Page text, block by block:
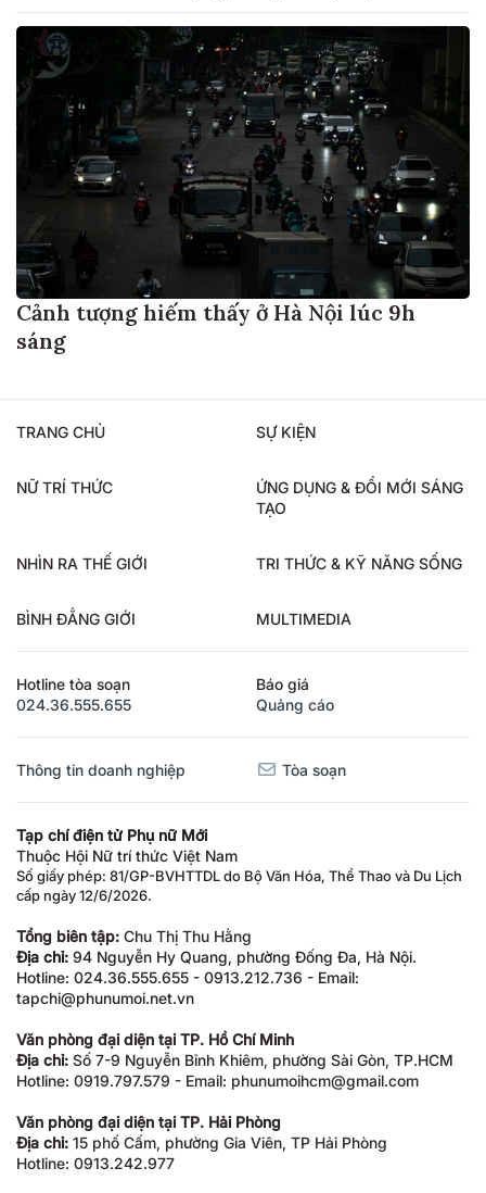
Cảnh tượng hiếm thấy ở Hà Nội lúc 9h
sáng
TRANG CHỦ SỰ KIỆN
NỮ TRÍ THỨC
ỨNG DỤNG & ĐỔI MỚI SÁNG
TẠO
NHÌN RA THẾ GIỚI TRI THỨC & KỸ NĂNG SỐNG
BÌNH ĐẲNG GIỚI MULTIMEDIA
Hotline tòa soạn
024.36.555.655
Báo giá
Quảng cáo
Thông tin doanh nghiệp Tòa soạn
Tạp chí điện tử Phụ nữ Mới
Thuộc Hội Nữ trí thức Việt Nam
Số giấy phép: 81/GP-BVHTTDL do Bộ Văn Hóa, Thể Thao và Du Lịch
cấp ngày 12/6/2026.
Tổng biên tập: Chu Thị Thu Hằng
Địa chỉ: 94 Nguyễn Hy Quang, phường Đống Đa, Hà Nội.
Hotline: 024.36.555.655 - 0913.212.736 - Email:
tapchi@phunumoi.net.vn
Văn phòng đại diện tại TP. Hồ Chí Minh
Địa chỉ: Số 7-9 Nguyễn Bỉnh Khiêm, phường Sài Gòn, TP.HCM
Hotline: 0919.797.579 - Email: phunumoihcm@gmail.com
Văn phòng đại diện tại TP. Hải Phòng
Địa chỉ: 15 phố Cấm, phường Gia Viên, TP Hải Phòng
Hotline: 0913.242.977